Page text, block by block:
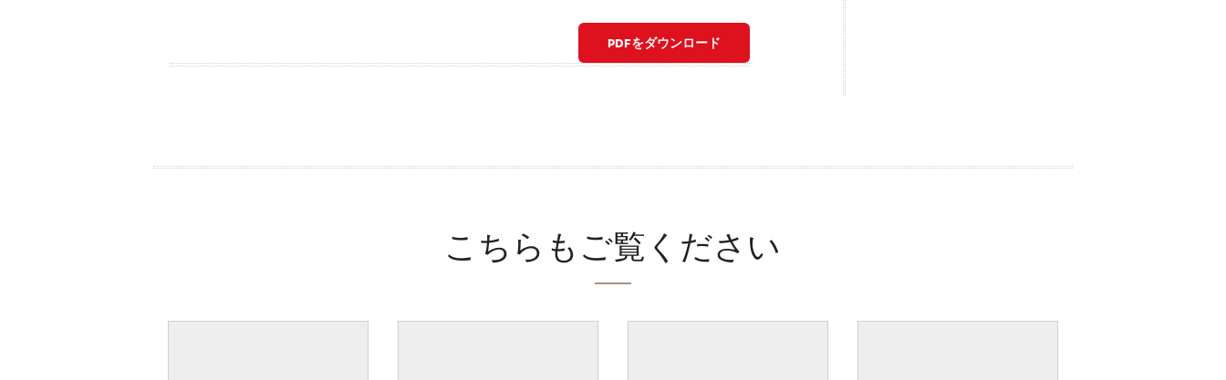
PDFをダウンロード
こちらもご覧ください